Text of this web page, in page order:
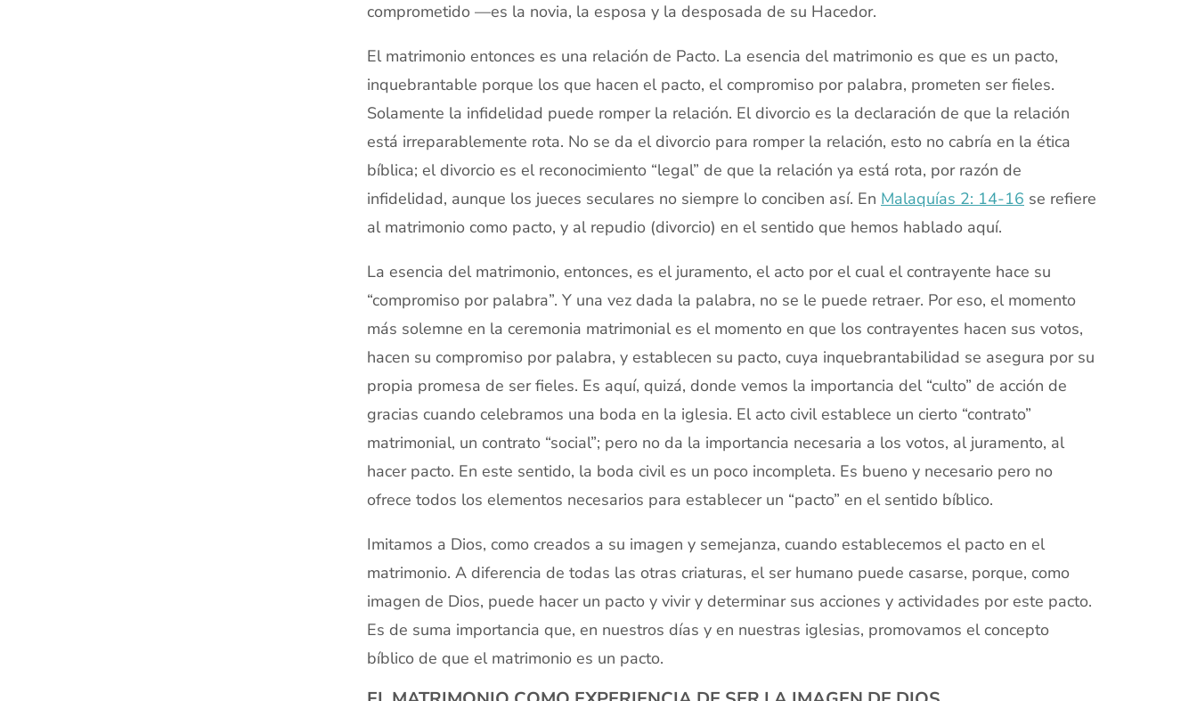
comprometido —es la novia, la esposa y la desposada de su Hacedor.
El matrimonio entonces es una relación de Pacto. La esencia del matrimonio es que es un pacto,
inquebrantable porque los que hacen el pacto, el compromiso por palabra, prometen ser fieles.
Solamente la infidelidad puede romper la relación. El divorcio es la declaración de que la relación
está irreparablemente rota. No se da el divorcio para romper la relación, esto no cabría en la ética
bíblica; el divorcio es el reconocimiento “legal” de que la relación ya está rota, por razón de
infidelidad, aunque los jueces seculares no siempre lo conciben así. En Malaquías 2: 14-16 se refiere
al matrimonio como pacto, y al repudio (divorcio) en el sentido que hemos hablado aquí.
La esencia del matrimonio, entonces, es el juramento, el acto por el cual el contrayente hace su
“compromiso por palabra”. Y una vez dada la palabra, no se le puede retraer. Por eso, el momento
más solemne en la ceremonia matrimonial es el momento en que los contrayentes hacen sus votos,
hacen su compromiso por palabra, y establecen su pacto, cuya inquebrantabilidad se asegura por su
propia promesa de ser fieles. Es aquí, quizá, donde vemos la importancia del “culto” de acción de
gracias cuando celebramos una boda en la iglesia. El acto civil establece un cierto “contrato”
matrimonial, un contrato “social”; pero no da la importancia necesaria a los votos, al juramento, al
hacer pacto. En este sentido, la boda civil es un poco incompleta. Es bueno y necesario pero no
ofrece todos los elementos necesarios para establecer un “pacto” en el sentido bíblico.
Imitamos a Dios, como creados a su imagen y semejanza, cuando establecemos el pacto en el
matrimonio. A diferencia de todas las otras criaturas, el ser humano puede casarse, porque, como
imagen de Dios, puede hacer un pacto y vivir y determinar sus acciones y actividades por este pacto.
Es de suma importancia que, en nuestros días y en nuestras iglesias, promovamos el concepto
bíblico de que el matrimonio es un pacto.